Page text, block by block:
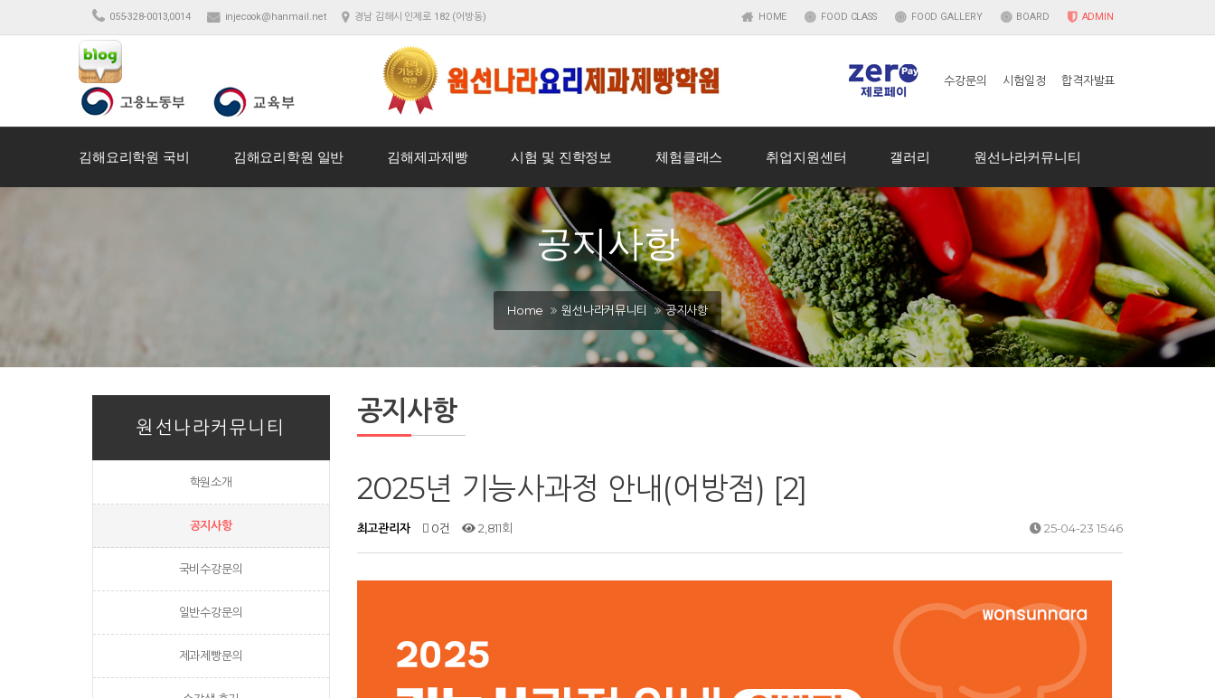
055-328-0013,0014 injecook@hanmail.net 경남 김해시 인제로 182 (어방동) HOME FOOD CLASS FOOD GALLERY BOARD ADMIN
수강문의 시험일정 합격자발표
김해요리학원 국비 김해요리학원 일반 김해제과제빵 시험 및 진학정보 체험클래스 취업지원센터 갤러리 원선나라커뮤니티
공지사항
Home 원선나라커뮤니티 공지사항
원선나라커뮤니티
학원소개
공지사항
국비수강문의
일반수강문의
제과제빵문의
공지사항
2025년 기능사과정 안내(어방점) [2]
최고관리자 0건 2,811회 25-04-23 15:46